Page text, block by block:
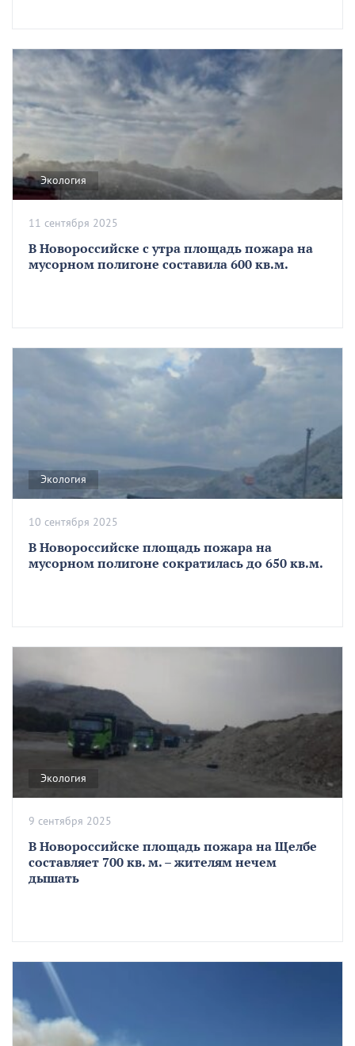
Экология
В Новороссийске с утра площадь пожара на
мусорном полигоне составила 600 кв.м.
11 сентября 2025
Экология
В Новороссийске площадь пожара на
мусорном полигоне сократилась до 650 кв.м.
10 сентября 2025
Экология
В Новороссийске площадь пожара на Щелбе
составляет 700 кв. м. – жителям нечем
дышать
9 сентября 2025